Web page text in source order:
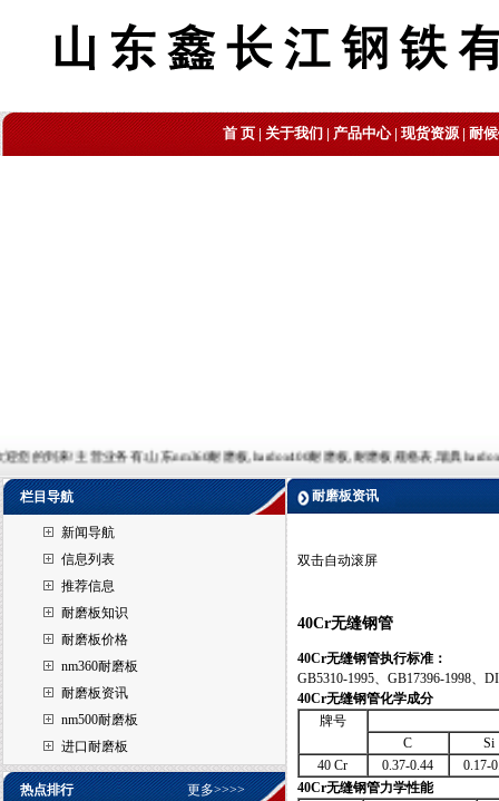
首 页|关于我们|产品中心|现货资源|耐
的到来!主营业务有:山东nm360耐磨板,hardox400耐磨板,耐磨板规格表,瑞典
栏目导航
新闻导航
信息列表
推荐信息
耐磨板知识
耐磨板价格
nm360耐磨板
耐磨板资讯
nm500耐磨板
进口耐磨板
热点排行
更多>>>>
耐磨板资讯
双击自动滚屏
40Cr无缝钢管
40Cr无缝钢管执行标准：
GB5310-1995、GB17396-1998、
40Cr无缝钢管化学成分
牌号
C
Si
40 Cr
0.37-0.44
0.17-
40Cr无缝钢管力学性能